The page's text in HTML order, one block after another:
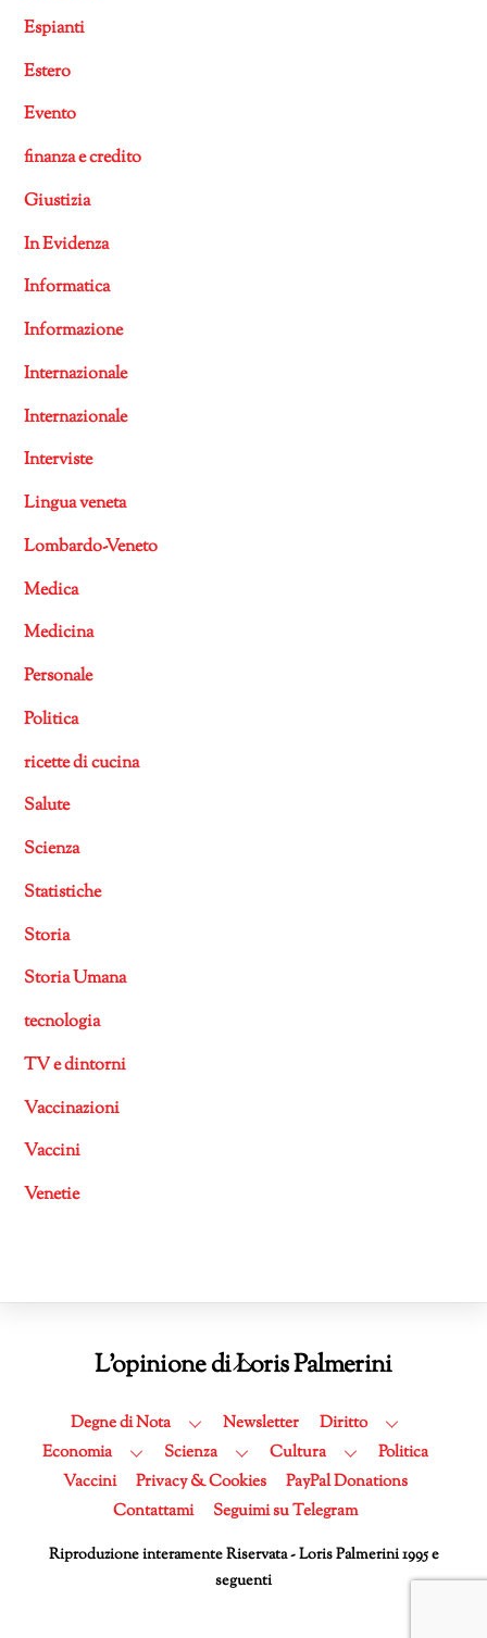
Espianti
Estero
Evento
finanza e credito
Giustizia
In Evidenza
Informatica
Informazione
Internazionale
Internazionale
Interviste
Lingua veneta
Lombardo-Veneto
Medica
Medicina
Personale
Politica
ricette di cucina
Salute
Scienza
Statistiche
Storia
Storia Umana
tecnologia
TV e dintorni
Vaccinazioni
Vaccini
Venetie
Back
Top
L'opinione di Loris Palmerini
Degne di Nota Newsletter
Diritto
Economia
Scienza Cultura
Politica
Vaccini
Privacy & Cookies
PayPal Donations
Contattami
Seguimi su Telegram
Riproduzione interamente Riservata - Loris Palmerini 1995 e
seguenti